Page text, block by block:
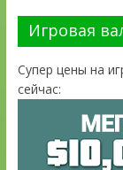
Игровая
Супер цены на
сейчас: